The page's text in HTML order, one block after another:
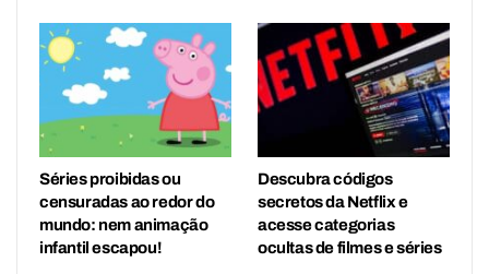
Séries proibidas ou
censuradas ao redor do
mundo: nem animação
infantil escapou!
Descubra códigos
secretos da Netflix e
acesse categorias
ocultas de filmes e séries